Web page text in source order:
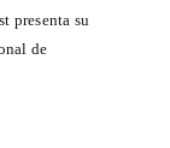
presenta su
de